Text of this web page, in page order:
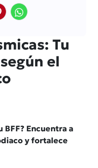
Tu
el
BFF? Encuentra a
y fortalece